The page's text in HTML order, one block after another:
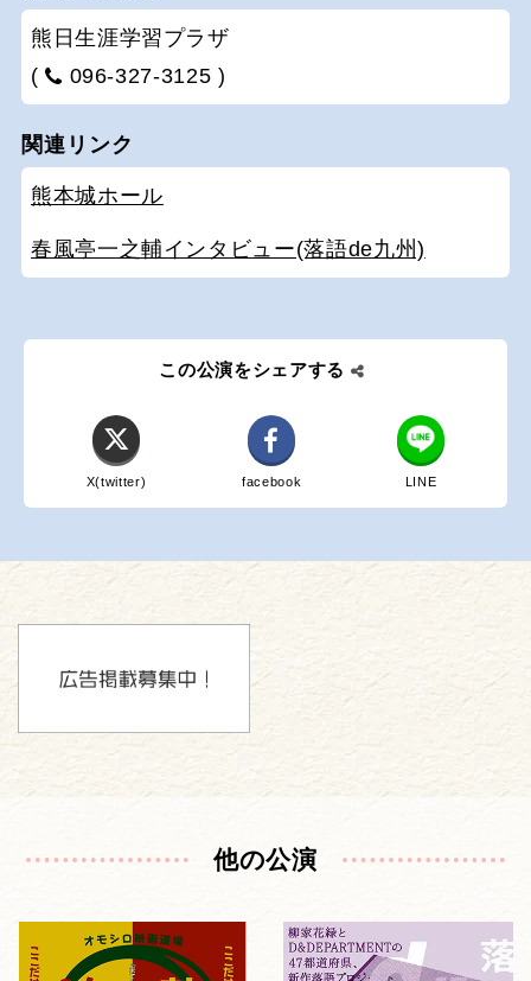
熊日生涯学習プラザ
(
096-327-3125 )
関連リンク
熊本城ホール
春風亭一之輔インタビュー(落語de九州)
この公演をシェアする
X(twitter) facebook LINE
他の公演